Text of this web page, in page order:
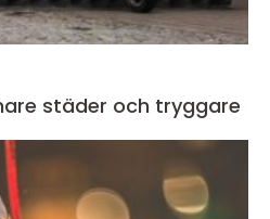
städer och tryggare